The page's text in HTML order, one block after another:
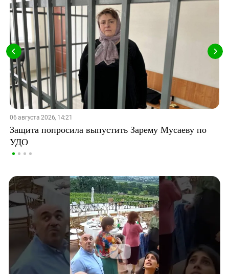
06 августа 2026, 14:21
Защита попросила выпустить Зарему Мусаеву по
УДО